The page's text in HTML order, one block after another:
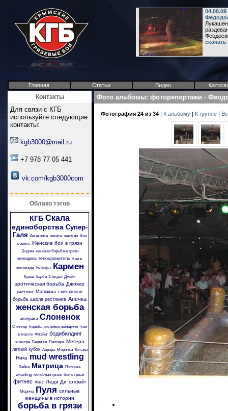
Главная Статьи Видео
Контакты
Для связи с КГБ
используйте следующие
контакты:
kgb3000@mail.ru
+7 978 77 05 441
vk.com/kgb3000com
Облако тэгов
КГБ Скала
единоборства Супер-
Галя Амазонка никита жасмин бои
в желе Женские бои в грязи
Энджи женская борьба в грязи
женщина телохранитель бои в
шоколаде
Багира Кармен
Крэш барби Солдат Джейн
эротическая борьба Джокер
рестлинг Малышка смешанная
борьба школа рестлинга Анечка
женская борьба
аленушка Слоненок
Стингер борьба сильные женщины бои
в масле Флэйм бодибилдинг
электра Беретта Пантера Мегера
летний кубок Аврора Морячка Китана
Ника mud wrestling
Зайка Матрица Пяточка
wrestling лечебная грязь бои в грязи
фитнес Фокс Леди Ди кэтфайт
Моряча Пуля сильные
женщины в истории
борьба в грязи
Фото альбомы: фоторепортажи -
Фотография 24 из 34 | К альбому | К группе |